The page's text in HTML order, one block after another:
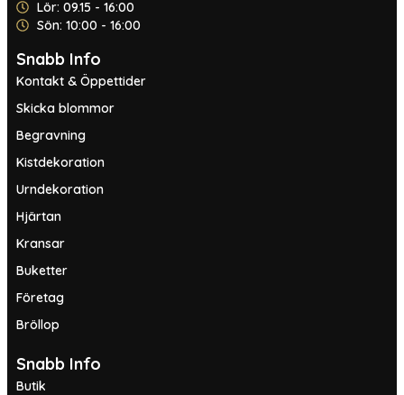
Lör: 09.15 - 16:00
Sön: 10:00 - 16:00
Snabb Info
Kontakt & Öppettider
Skicka blommor
Begravning
Kistdekoration
Urndekoration
Hjärtan
Kransar
Buketter
Företag
Bröllop
Snabb Info
Butik